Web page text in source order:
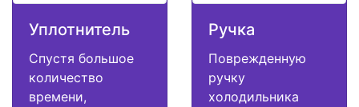
Уплотнитель
Спустя большое
количество
времени,
Ручка
Поврежденную
ручку
холодильника